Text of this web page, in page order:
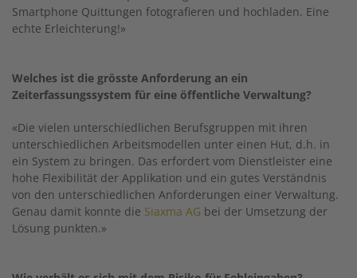
Smartphone Quittungen fotografieren und hochladen. Eine
echte Erleichterung!»
Welches ist die grösste Anforderung an ein
Zeiterfassungssystem für eine öffentliche Verwaltung?
«Die vielen unterschiedlichen Berufsgruppen mit ihren
unterschiedlichen Arbeitsmodellen unter einen Hut, d.h. in
ein System zu bringen. Das erfordert vom Dienstleister eine
hohe Flexibilität der Applikation und ein gutes Verständnis
von den unterschiedlichen Anforderungen einer Verwaltung.
Genau damit konnte die Siaxma AG bei der Umsetzung der
Lösung punkten.»